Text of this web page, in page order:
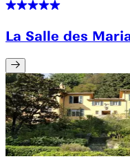
La Salle des